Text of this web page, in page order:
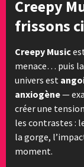
Creepy
frissons
Creepy Music
menace… puis
univers est
anxiogène—
créer une
les contrastes :
la gorge,
moment.